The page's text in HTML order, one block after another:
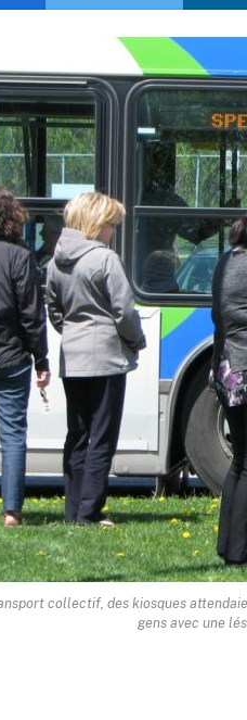
collectif, des kiosques
gens avec une